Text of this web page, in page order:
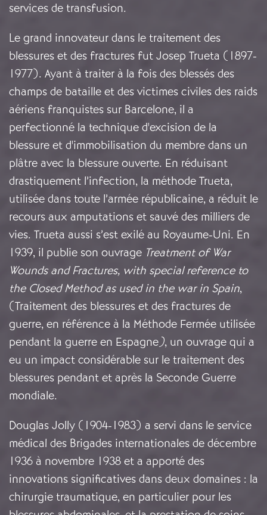
services de transfusion.
Le grand innovateur dans le traitement des
blessures et des fractures fut Josep Trueta (1897-
1977). Ayant à traiter à la fois des blessés des
champs de bataille et des victimes civiles des raids
aériens franquistes sur Barcelone, il a
perfectionné la technique d'excision de la
blessure et d'immobilisation du membre dans un
plâtre avec la blessure ouverte. En réduisant
drastiquement l’infection, la méthode Trueta,
utilisée dans toute l’armée républicaine, a réduit le
recours aux amputations et sauvé des milliers de
vies. Trueta aussi s’est exilé au Royaume-Uni. En
1939, il publie son ouvrage Treatment of War
Wounds and Fractures, with special reference to
the Closed Method as used in the war in Spain,
(Traitement des blessures et des fractures de
guerre, en référence à la Méthode Fermée utilisée
pendant la guerre en Espagne), un ouvrage qui a
eu un impact considérable sur le traitement des
blessures pendant et après la Seconde Guerre
mondiale.
Douglas Jolly (1904-1983) a servi dans le service
médical des Brigades internationales de décembre
1936 à novembre 1938 et a apporté des
innovations significatives dans deux domaines : la
chirurgie traumatique, en particulier pour les